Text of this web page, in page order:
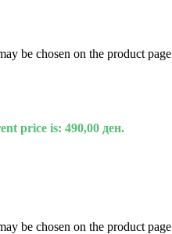
be chosen on the product page
price is: 490,00 ден.
be chosen on the product page